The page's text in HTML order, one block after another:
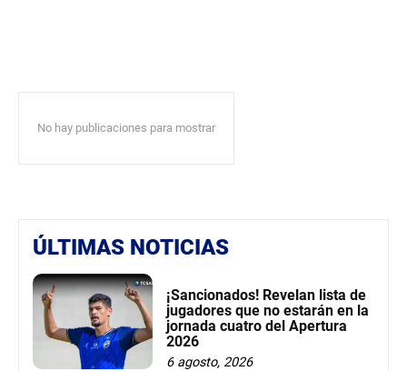
No hay publicaciones para mostrar
ÚLTIMAS NOTICIAS
¡Sancionados! Revelan lista de
jugadores que no estarán en la
jornada cuatro del Apertura
2026
6 agosto, 2026